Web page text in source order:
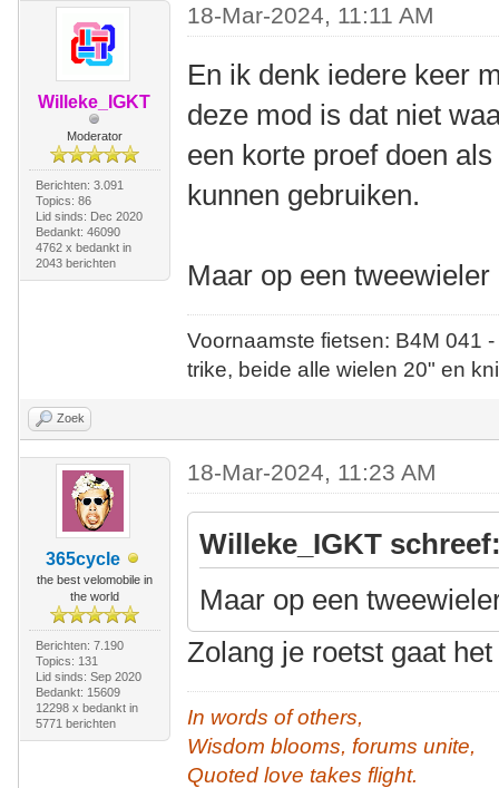
Willeke_IGKT
Moderator
Berichten: 3.091
Topics: 86
Lid sinds: Dec 2020
Bedankt: 46090
4762 x bedankt in
2043 berichten
18-Mar-2024, 11:11 AM
En ik denk iedere keer
deze mod is dat niet
een korte proef doen
kunnen gebruiken.
Maar op een
Voornaamste fietsen: B4M
trike, beide alle wielen 20" en
Zoek
365cycle
the best velomobile in
the world
Berichten: 7.190
Topics: 131
Lid sinds: Sep 2020
Bedankt: 15609
12298 x bedankt in
5771 berichten
18-Mar-2024, 11:23 AM
Willeke_IGKT
Maar op een
Zolang je roetst gaat
In words of others,
Wisdom blooms, forums unite,
Quoted love takes flight.